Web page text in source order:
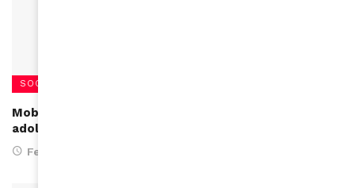
SOCIÉTÉ
Mobilisation contre l'excision : alerter les
adolescentes
February 9, 2017